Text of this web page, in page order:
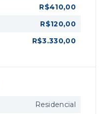
R$410,00
R$120,00
R$3.330,00
Residencial